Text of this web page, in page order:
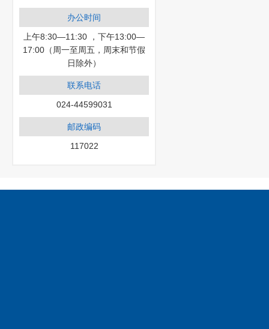
办公时间
上午8:30—11:30 ，下午13:00—
17:00（周一至周五，周末和节假
日除外）
联系电话
024-44599031
邮政编码
117022